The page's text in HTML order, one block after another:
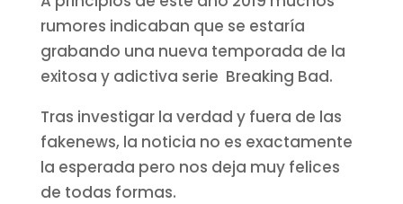
rumores indicaban que se estaría
grabando una nueva temporada de la
exitosa y adictiva serie Breaking Bad.
Tras investigar la verdad y fuera de las
fakenews, la noticia no es exactamente
la esperada pero nos deja muy felices
de todas formas.